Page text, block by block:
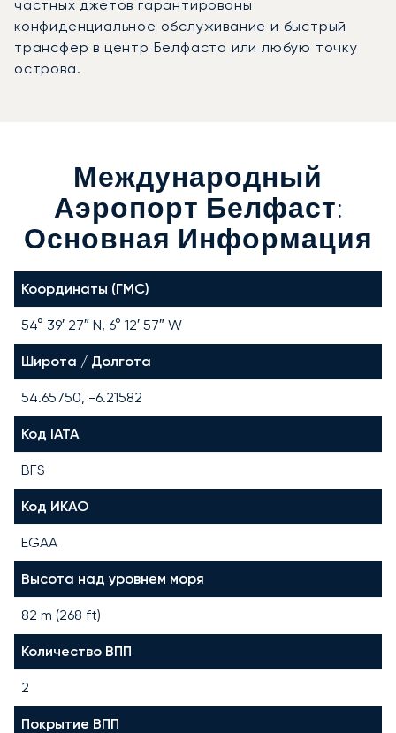
частных джетов гарантированы
конфиденциальное обслуживание и быстрый
трансфер в центр Белфаста или любую точку
острова.
Международный
Аэропорт Белфаст:
Основная Информация
Координаты (ГМС)
54° 39′ 27″ N, 6° 12′ 57″ W
Широта / Долгота
54.65750, -6.21582
Код IATA
BFS
Код ИКАО
EGAA
Высота над уровнем моря
82 m (268 ft)
Количество ВПП
2
Покрытие ВПП